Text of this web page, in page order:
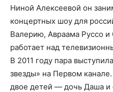
Ниной Алексеевой он
концертных шоу для
Валерию, Авраама Руссо
работает над
В 2011 году пара
звезды» на Первом
двое детей — дочь Даша